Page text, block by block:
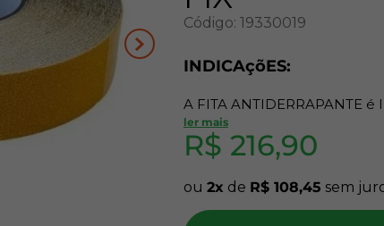
Código: 19330019
INDICAçõES:
A FITA ANTIDERRAPANTE é
TRáFEGO DE PESSOAS,
CORREDORES, SAíDAS/
EMPRESAS E PARA
AO DESGASTE DE PISADAS,
ler mais
R$ 216,90
ou 2 de R$ 108,45 sem
10º carpete